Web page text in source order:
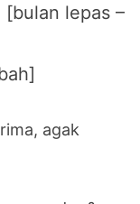
[bulan lepas –
agak